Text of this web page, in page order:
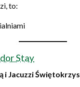
to:
Stay
i Jacuzzi